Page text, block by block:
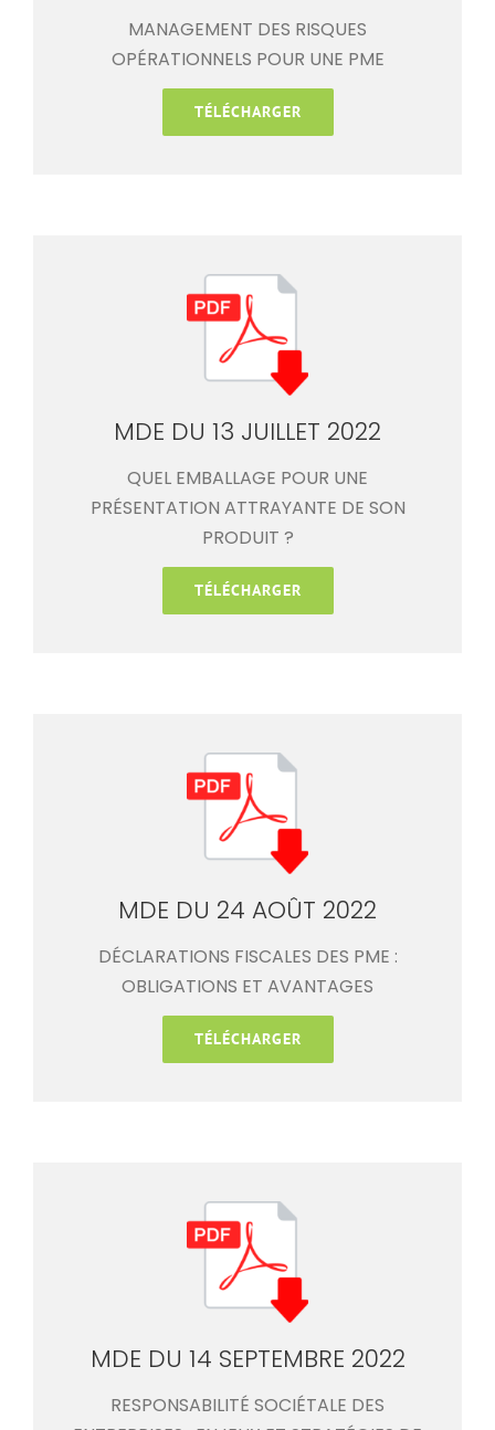
MANAGEMENT DES RISQUES
OPÉRATIONNELS POUR UNE PME
TÉLÉCHARGER
MDE DU 13 JUILLET 2022
QUEL EMBALLAGE POUR UNE
PRÉSENTATION ATTRAYANTE DE SON
PRODUIT ?
TÉLÉCHARGER
MDE DU 24 AOÛT 2022
DÉCLARATIONS FISCALES DES PME :
OBLIGATIONS ET AVANTAGES
TÉLÉCHARGER
MDE DU 14 SEPTEMBRE 2022
RESPONSABILITÉ SOCIÉTALE DES